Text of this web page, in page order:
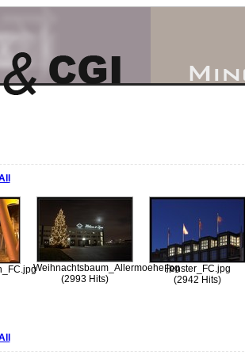
Weihnachtsbaum_Allermoehe.jpg
(2993 Hits)
Fenster_FC.jpg
(2942 Hits)